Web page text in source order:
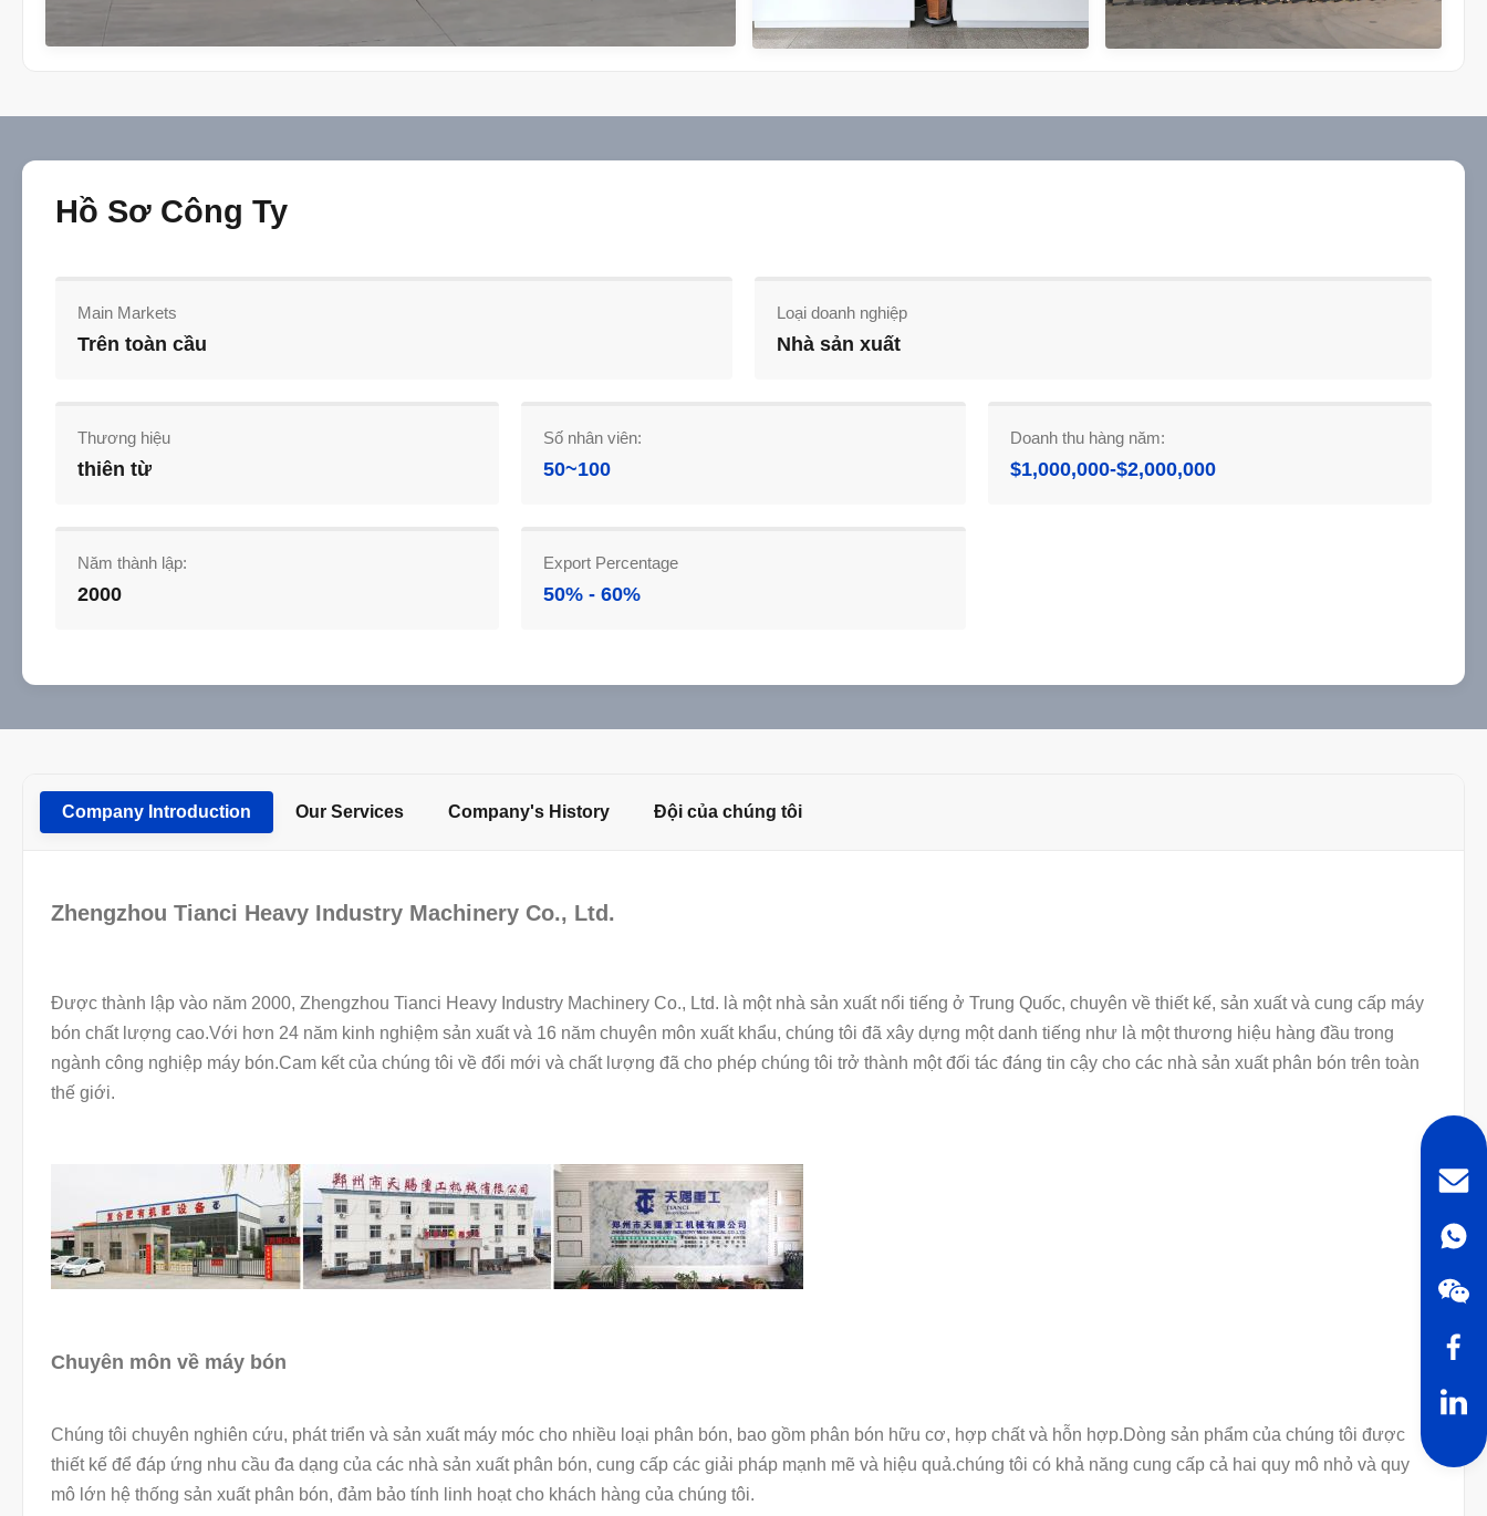
Hồ Sơ Công Ty
Main Markets
Trên toàn cầu
Loại doanh nghiệp
Nhà sản xuất
Thương hiệu
thiên từ
Số nhân viên:
50~100
Doanh thu hàng năm:
$1,000,000-$2,000,000
Năm thành lập:
2000
Export Percentage
50% - 60%
Company Introduction Our Services Company's History Đội của chúng tôi
Zhengzhou Tianci Heavy Industry Machinery Co., Ltd.
Được thành lập vào năm 2000, Zhengzhou Tianci Heavy Industry Machinery Co., Ltd. là một nhà sản xuất nổi tiếng ở Trung Quốc, chuyên về thiết kế, sản xuất và cung cấp máy
bón chất lượng cao.Với hơn 24 năm kinh nghiệm sản xuất và 16 năm chuyên môn xuất khẩu, chúng tôi đã xây dựng một danh tiếng như là một thương hiệu hàng đầu trong
ngành công nghiệp máy bón.Cam kết của chúng tôi về đổi mới và chất lượng đã cho phép chúng tôi trở thành một đối tác đáng tin cậy cho các nhà sản xuất phân bón trên toàn
thế giới.
Chuyên môn về máy bón
Chúng tôi chuyên nghiên cứu, phát triển và sản xuất máy móc cho nhiều loại phân bón, bao gồm phân bón hữu cơ, hợp chất và hỗn hợp.Dòng sản phẩm của chúng tôi được
thiết kế để đáp ứng nhu cầu đa dạng của các nhà sản xuất phân bón, cung cấp các giải pháp mạnh mẽ và hiệu quả.chúng tôi có khả năng cung cấp cả hai quy mô nhỏ và quy
mô lớn hệ thống sản xuất phân bón, đảm bảo tính linh hoạt cho khách hàng của chúng tôi.